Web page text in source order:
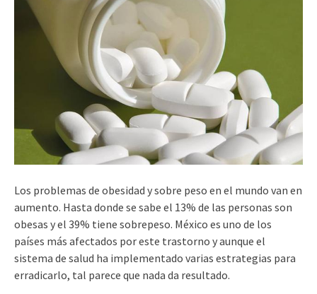
Los problemas de obesidad y sobre peso en el mundo van en
aumento. Hasta donde se sabe el 13% de las personas son
obesas y el 39% tiene sobrepeso. México es uno de los
países más afectados por este trastorno y aunque el
sistema de salud ha implementado varias estrategias para
erradicarlo, tal parece que nada da resultado.